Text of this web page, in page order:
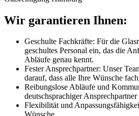
Wir garantieren Ihnen:
Geschulte Fachkräfte: Für die
geschultes Personal ein, das die
Abläufe genau kennt.
Fester Ansprechpartner: Unser
darauf, dass alle Ihre Wünsche
Reibungslose Abläufe und
deutschsprachiger Ansprechpartner
Flexibilität und